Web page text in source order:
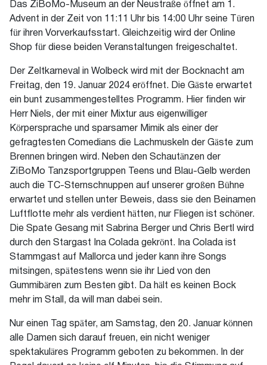
Das ZiBoMo-Museum an der Neustraße öffnet am 1.
Advent in der Zeit von 11:11 Uhr bis 14:00 Uhr seine Türen
für ihren Vorverkaufsstart. Gleichzeitig wird der Online
Shop für diese beiden Veranstaltungen freigeschaltet.
Der Zeltkarneval in Wolbeck wird mit der Bocknacht am
Freitag, den 19. Januar 2024 eröffnet. Die Gäste erwartet
ein bunt zusammengestelltes Programm. Hier finden wir
Herr Niels, der mit einer Mixtur aus eigenwilliger
Körpersprache und sparsamer Mimik als einer der
gefragtesten Comedians die Lachmuskeln der Gäste zum
Brennen bringen wird. Neben den Schautänzen der
ZiBoMo Tanzsportgruppen Teens und Blau-Gelb werden
auch die TC-Sternschnuppen auf unserer großen Bühne
erwartet und stellen unter Beweis, dass sie den Beinamen
Luftflotte mehr als verdient hätten, nur Fliegen ist schöner.
Die Spate Gesang mit Sabrina Berger und Chris Bertl wird
durch den Stargast Ina Colada gekrönt. Ina Colada ist
Stammgast auf Mallorca und jeder kann ihre Songs
mitsingen, spätestens wenn sie ihr Lied von den
Gummibären zum Besten gibt. Da hält es keinen Bock
mehr im Stall, da will man dabei sein.
Nur einen Tag später, am Samstag, den 20. Januar können
alle Damen sich darauf freuen, ein nicht weniger
spektakuläres Programm geboten zu bekommen. In der